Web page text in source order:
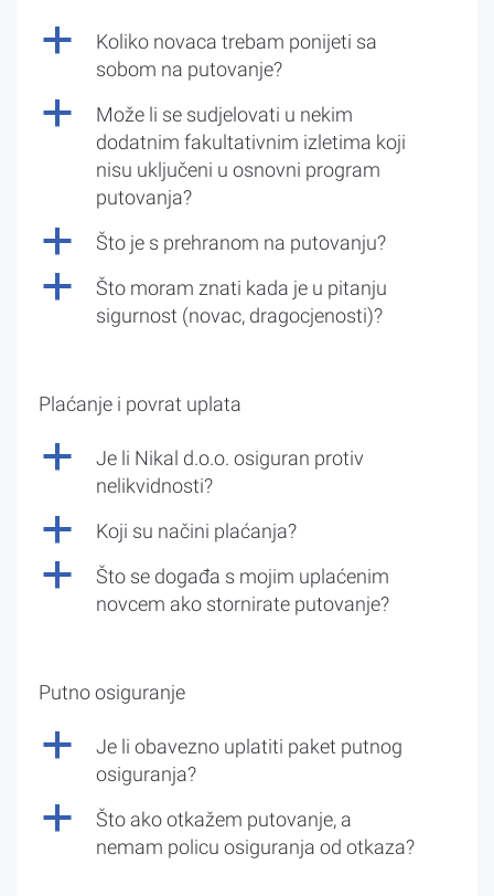
a
Koliko novaca trebam ponijeti sa
sobom na putovanje?
a
Može li se sudjelovati u nekim
dodatnim fakultativnim izletima koji
nisu uključeni u osnovni program
putovanja?
a Što je s prehranom na putovanju?
a
Što moram znati kada je u pitanju
sigurnost (novac, dragocjenosti)?
Plaćanje i povrat uplata
a
Je li Nikal d.o.o. osiguran protiv
nelikvidnosti?
a Koji su načini plaćanja?
a
Što se događa s mojim uplaćenim
novcem ako stornirate putovanje?
Putno osiguranje
a
Je li obavezno uplatiti paket putnog
osiguranja?
a
Što ako otkažem putovanje, a
nemam policu osiguranja od otkaza?